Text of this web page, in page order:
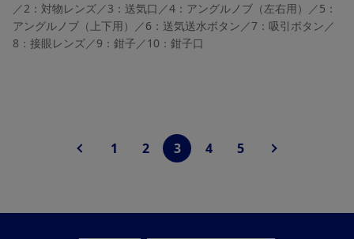
／2：対物レンズ／3：送気口／4：アングルノブ（左右用）／5：
アングルノブ（上下用）／6：送気送水ボタン／7：吸引ボタン／
8：接眼レンズ／9：鉗子／10：鉗子口
1 2 3 4 5